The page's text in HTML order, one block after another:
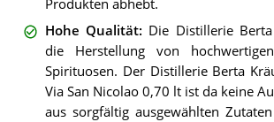
Produkten abhebt.
Hohe Qualität: Die Distillerie
die Herstellung von
Spirituosen. Der Distillerie Berta
Via San Nicolao 0,70 lt ist da keine
aus sorgfältig ausgewählten